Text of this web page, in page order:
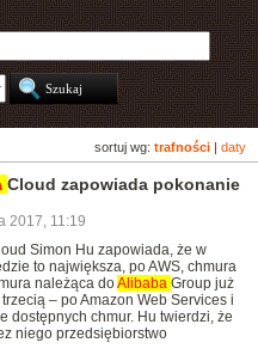
sortuj wg: trafności daty
Cloud zapowiada pokonanie
2017, 11:19
Simon Hu zapowiada, że w
to największa, po AWS, chmura
należąca doAlibaba Group już
– po Amazon Web Services i
dostępnych chmur. Hu twierdzi, że
niego przedsiębiorstwo